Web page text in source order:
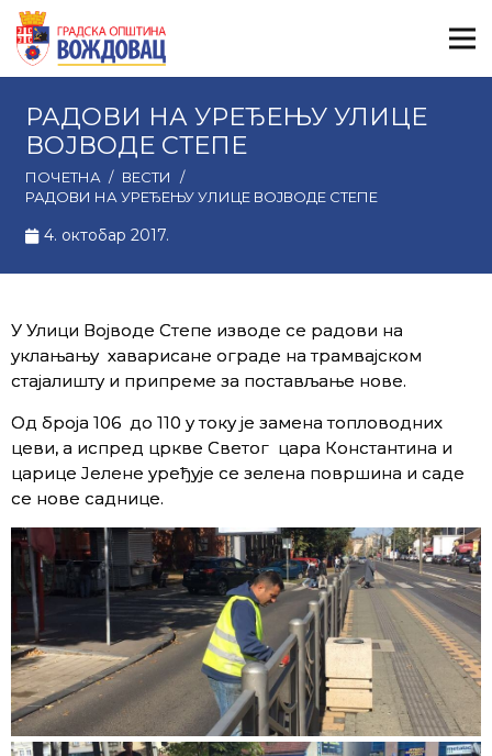
РАДОВИ НА УРЕЂЕЊУ УЛИЦЕ
ВОЈВОДЕ СТЕПЕ
ПОЧЕТНА / ВЕСТИ
/
РАДОВИ НА УРЕЂЕЊУ УЛИЦЕ ВОЈВОДЕ СТЕПЕ
4. октобар 2017.
У Улици Војводе Степе изводе се радови на
уклањању хаварисане ограде на трамвајском
стајалишту и припреме за постављање нове.
Од броја 106 до 110 у току је замена топловодних
цеви, а испред цркве Светог цара Константина и
царице Јелене уређује се зелена површина и саде
се нове саднице.